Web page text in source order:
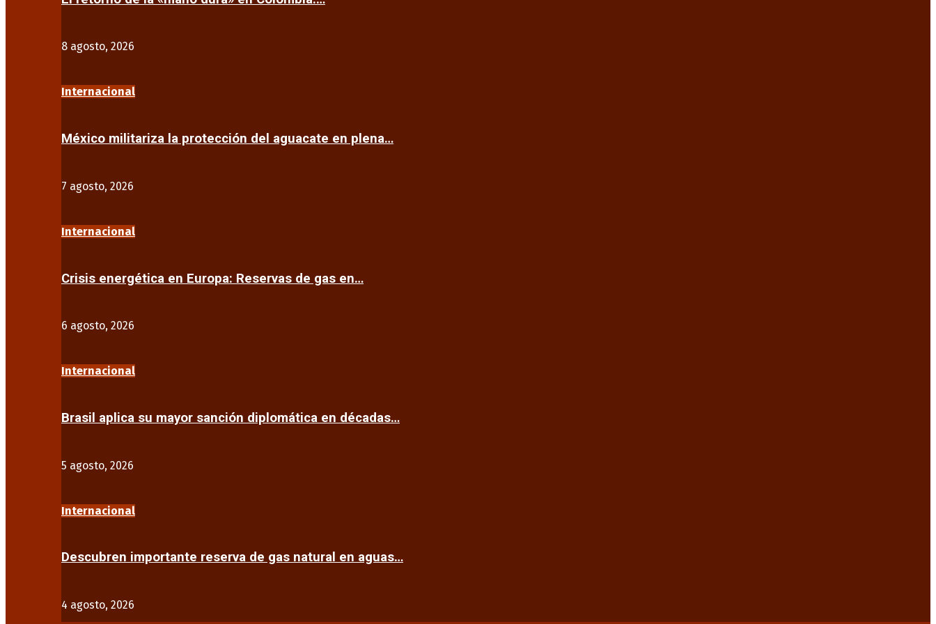
8 agosto, 2026
Internacional
México militariza la protección del aguacate en plena…
7 agosto, 2026
Internacional
Crisis energética en Europa: Reservas de gas en…
6 agosto, 2026
Internacional
Brasil aplica su mayor sanción diplomática en décadas…
5 agosto, 2026
Internacional
Descubren importante reserva de gas natural en aguas…
4 agosto, 2026